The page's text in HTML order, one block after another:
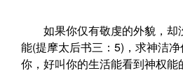
如果你仅有敬虔的外貌，却
能(提摩太后书三：5)，求神洁
你，好叫你的生活能看到神权能